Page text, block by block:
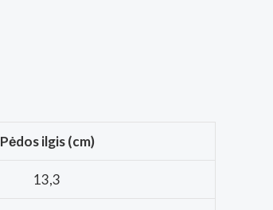
Pėdos ilgis (cm)
13,3